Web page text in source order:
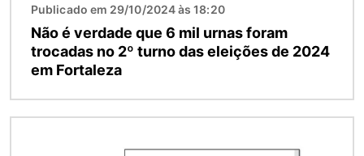
Publicado em 29/10/2024 às 18:20
Não é verdade que 6 mil urnas foram
trocadas no 2º turno das eleições de 2024
em Fortaleza